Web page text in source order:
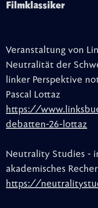
Filmklassiker
Veranstaltung von
Neutralität der
linker Perspektive
Pascal Lottaz
https://
debatten-26-lottaz
Neutrality Studies -
akademisches
https://